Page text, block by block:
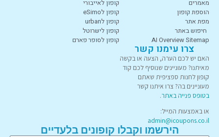
מאמרים
הוספת קופון
מפת אתר
חיפוש באתר
AI Overview Sitemap
קופון לאייבורי
קופון לeSimo
קופון לurban
קופון לישרוטל
קופון לסופר פארם
צרו עימנו קשר
האם יש לכם הערה, הצעה או בקשה
מאיתנו? מעוניינים שנוסיף לכם קוד
קופון לחנות ספציפית שאתם
מעוניינים בה? צרו איתנו קשר
בטופס פנייה באתר.
או באמצעות המייל:
admin@icoupons.co.il
הירשמו וקבלו קופונים בלעדיים